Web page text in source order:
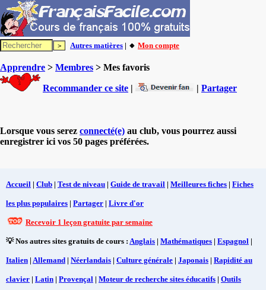
Autres matières | 🔸 Mon compte
Apprendre > Membres > Mes favoris
Recommander ce site | | Partager
Lorsque vous serez connecté(e) au club, vous pourrez aussi
enregistrer ici vos 50 pages préférées.
Accueil | Club | Test de niveau | Guide de travail | Meilleures fiches | Fiches
les plus populaires | Partager | Livre d'or
Recevoir 1 leçon gratuite par semaine
💡 Nos autres sites gratuits de cours : Anglais | Mathématiques | Espagnol |
Italien | Allemand | Néerlandais | Culture générale | Japonais | Rapidité au
clavier | Latin | Provençal | Moteur de recherche sites éducatifs | Outils